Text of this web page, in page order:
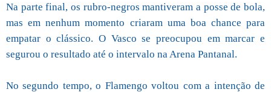
Na parte final, os rubro-negros mantiveram a posse de bola,
mas em nenhum momento criaram uma boa chance para
empatar o clássico. O Vasco se preocupou em marcar e
segurou o resultado até o intervalo na Arena Pantanal.
No segundo tempo, o Flamengo voltou com a intenção de